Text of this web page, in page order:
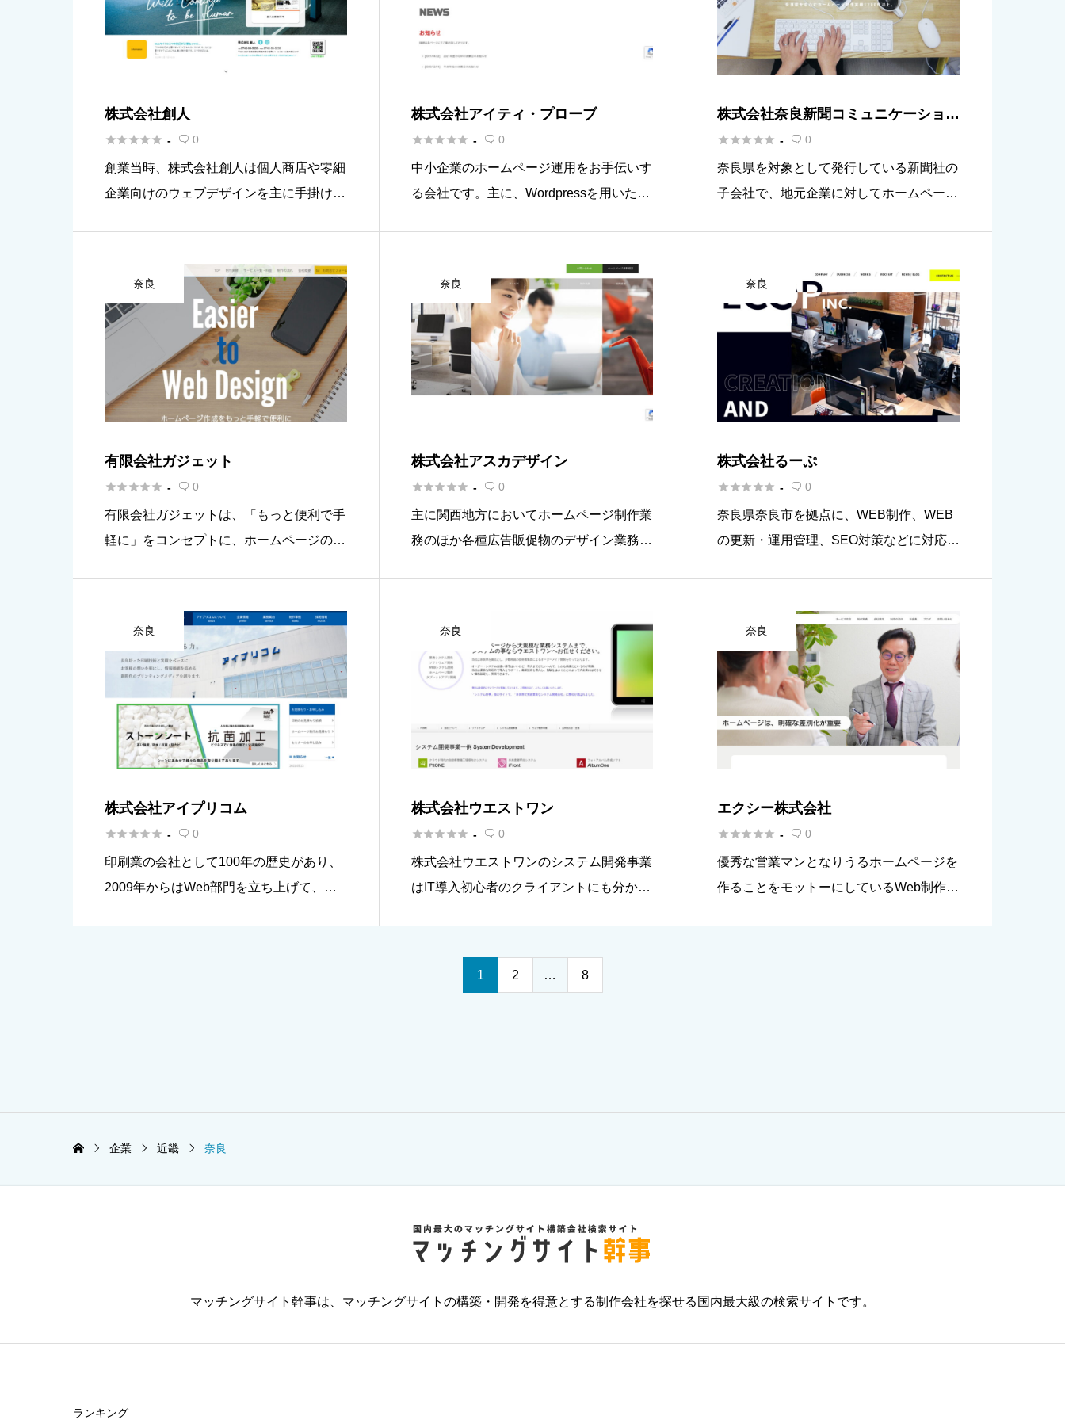
株式会社創人
 -  0
創業当時、株式会社創人は個人商店や零細
企業向けのウェブデザインを主に手掛けて
0社以上のウェブデザインを作り上げまし
た。その中には規模の大きな企 […]
株式会社アイティ・プローブ
 -  0
中小企業のホームページ運用をお手伝いす
る会社です。主に、Wordpressを用いたホ
制作により、モバイルフレンドリーに対
応・SEO対策にも強 […]
株式会社奈良新聞コミュニケーション
ズ
 -  0
奈良県を対象として発行している新聞社の
子会社で、地元企業に対してホームページ
スまで幅広く対応している点が特徴です。
一つの案件ごとに一人の担当者が […]
奈良
有限会社ガジェット
 -  0
有限会社ガジェットは、「もっと便利で手
軽に」をコンセプトに、ホームページの制
や、こまめなメンテナンスを行うことでW
EB制作を通じて集客効果を上昇さ […]
奈良
株式会社アスカデザイン
 -  0
主に関西地方においてホームページ制作業
務のほか各種広告販促物のデザイン業務な
きな強みとなっています。そして […]
奈良
株式会社るーぷ
 -  0
奈良県奈良市を拠点に、WEB制作、WEB
の更新・運用管理、SEO対策などに対応し
ったノウハウを生かして成果の出るWEB
を制作しているのが特徴で […]
奈良
株式会社アイプリコム
 -  0
印刷業の会社として100年の歴史があり、
2009年からはWeb部門を立ち上げて、We
奈良
株式会社ウエストワン
 -  0
株式会社ウエストワンのシステム開発事業
はIT導入初心者のクライアントにも分かり
奈良
エクシー株式会社
 -  0
優秀な営業マンとなりうるホームページを
作ることをモットーにしているWeb制作会
1 2 … 8
企業 近畿 奈良
マッチングサイト幹事は、マッチングサイトの構築・開発を得意とする制作会社を探せる国内最大級の検索サイトです。
ランキング